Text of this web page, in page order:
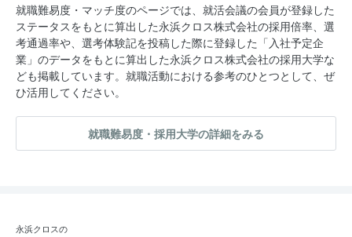
就職難易度・マッチ度のページでは、就活会議の会員が登録した
ステータスをもとに算出した永浜クロス株式会社の採用倍率、選
考通過率や、選考体験記を投稿した際に登録した「入社予定企
業」のデータをもとに算出した永浜クロス株式会社の採用大学な
ども掲載しています。就職活動における参考のひとつとして、ぜ
ひ活用してください。
就職難易度・採用大学の詳細をみる
永浜クロスの